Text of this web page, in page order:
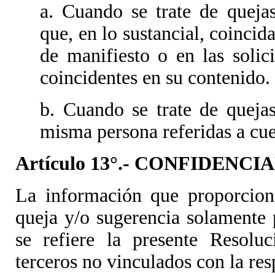
a. Cuando se trate de
que, en lo sustancial,
de manifiesto o en las
coincidentes en su contenido.
b. Cuando se trate de
misma persona referidas a
Artículo 13°.-
La información que
queja y/o sugerencia
se refiere la presente
terceros no vinculados con la